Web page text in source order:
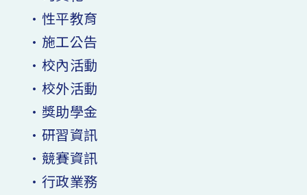
•性平教育
•施工公告
•校內活動
•校外活動
•獎助學金
•研習資訊
•競賽資訊
•行政業務